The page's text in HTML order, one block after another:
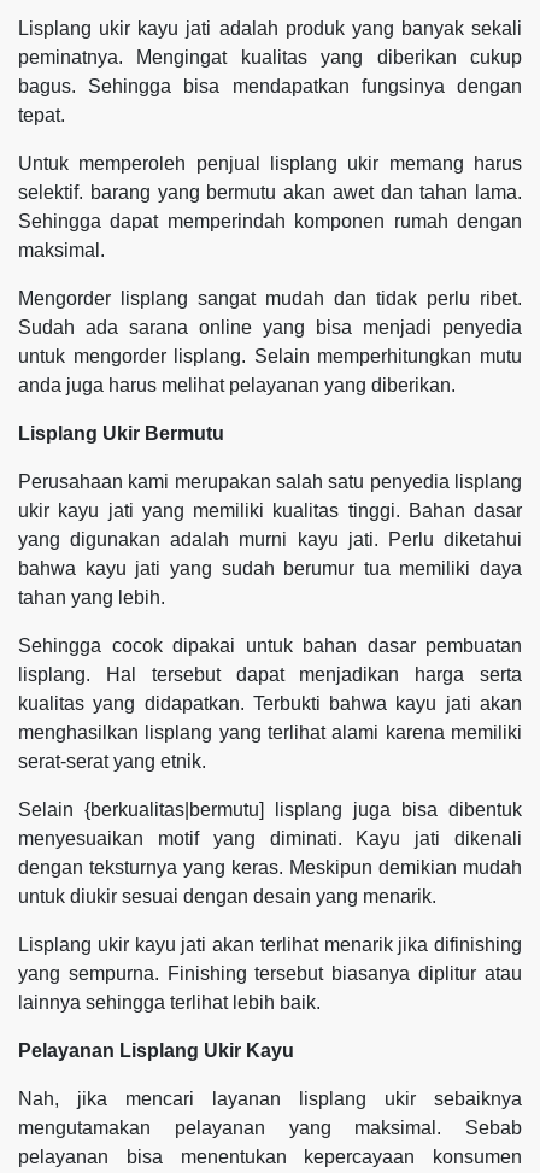
Lisplang ukir kayu jati adalah produk yang banyak sekali
peminatnya. Mengingat kualitas yang diberikan cukup
bagus. Sehingga bisa mendapatkan fungsinya dengan
tepat.
Untuk memperoleh penjual lisplang ukir memang harus
selektif. barang yang bermutu akan awet dan tahan lama.
Sehingga dapat memperindah komponen rumah dengan
maksimal.
Mengorder lisplang sangat mudah dan tidak perlu ribet.
Sudah ada sarana online yang bisa menjadi penyedia
untuk mengorder lisplang. Selain memperhitungkan mutu
anda juga harus melihat pelayanan yang diberikan.
Lisplang Ukir Bermutu
Perusahaan kami merupakan salah satu penyedia lisplang
ukir kayu jati yang memiliki kualitas tinggi. Bahan dasar
yang digunakan adalah murni kayu jati. Perlu diketahui
bahwa kayu jati yang sudah berumur tua memiliki daya
tahan yang lebih.
Sehingga cocok dipakai untuk bahan dasar pembuatan
lisplang. Hal tersebut dapat menjadikan harga serta
kualitas yang didapatkan. Terbukti bahwa kayu jati akan
menghasilkan lisplang yang terlihat alami karena memiliki
serat-serat yang etnik.
Selain {berkualitas|bermutu] lisplang juga bisa dibentuk
menyesuaikan motif yang diminati. Kayu jati dikenali
dengan teksturnya yang keras. Meskipun demikian mudah
untuk diukir sesuai dengan desain yang menarik.
Lisplang ukir kayu jati akan terlihat menarik jika difinishing
yang sempurna. Finishing tersebut biasanya diplitur atau
lainnya sehingga terlihat lebih baik.
Pelayanan Lisplang Ukir Kayu
Nah, jika mencari layanan lisplang ukir sebaiknya
mengutamakan pelayanan yang maksimal. Sebab
pelayanan bisa menentukan kepercayaan konsumen